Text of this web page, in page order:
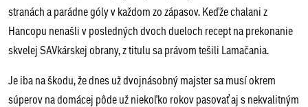
stranách a parádne góly v každom zo zápasov. Keďže chalani z
Hancopu nenašli v posledných dvoch dueloch recept na prekonanie
skvelej SAVkárskej obrany, z titulu sa právom tešili Lamačania.
Je iba na škodu, že dnes už dvojnásobný majster sa musí okrem
súperov na domácej pôde už niekoľko rokov pasovať aj s nekvalitným